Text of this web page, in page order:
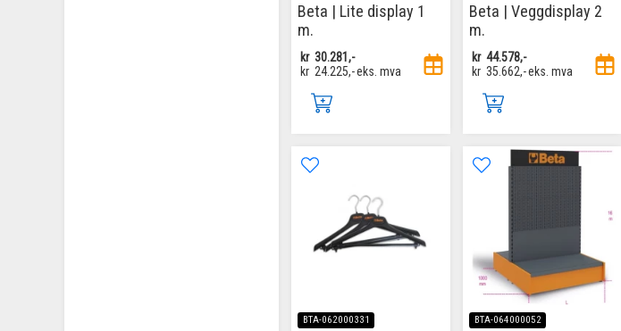
Beta | Lite display 1
m.
kr 30.281,-
kr 24.225,-eks. mva
Beta | Veggdisplay 2
m.
kr 44.578,-
kr 35.662,-eks. mva
BTA-062000331 BTA-064000052